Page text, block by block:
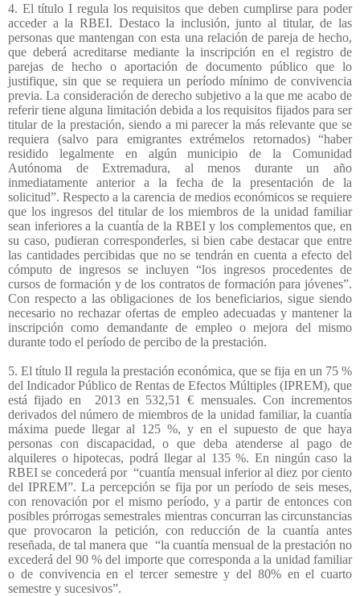
4. El título I regula los requisitos que deben cumplirse para poder
acceder a la RBEI. Destaco la inclusión, junto al titular, de las
personas que mantengan con esta una relación de pareja de hecho,
que deberá acreditarse mediante la inscripción en el registro de
parejas de hecho o aportación de documento público que lo
justifique, sin que se requiera un período mínimo de convivencia
previa. La consideración de derecho subjetivo a la que me acabo de
referir tiene alguna limitación debida a los requisitos fijados para ser
titular de la prestación, siendo a mi parecer la más relevante que se
requiera (salvo para emigrantes extrémelos retornados) “haber
residido legalmente en algún municipio de la Comunidad
Autónoma de Extremadura, al menos durante un año
inmediatamente anterior a la fecha de la presentación de la
solicitud”. Respecto a la carencia de medios económicos se requiere
que los ingresos del titular de los miembros de la unidad familiar
sean inferiores a la cuantía de la RBEI y los complementos que, en
su caso, pudieran corresponderles, si bien cabe destacar que entre
las cantidades percibidas que no se tendrán en cuenta a efecto del
cómputo de ingresos se incluyen “los ingresos procedentes de
cursos de formación y de los contratos de formación para jóvenes”.
Con respecto a las obligaciones de los beneficiarios, sigue siendo
necesario no rechazar ofertas de empleo adecuadas y mantener la
inscripción como demandante de empleo o mejora del mismo
durante todo el período de percibo de la prestación.
5. El título II regula la prestación económica, que se fija en un 75 %
del Indicador Público de Rentas de Efectos Múltiples (IPREM), que
está fijado en
2013 en 532,51 € mensuales. Con incrementos
derivados del número de miembros de la unidad familiar, la cuantía
máxima puede llegar al 125 %, y en el supuesto de que haya
personas con discapacidad, o que deba atenderse al pago de
alquileres o hipotecas, podrá llegar al 135 %. En ningún caso la
RBEI se concederá por “cuantía mensual inferior al diez por ciento
del IPREM”. La percepción se fija por un período de seis meses,
con renovación por el mismo período, y a partir de entonces con
posibles prórrogas semestrales mientras concurran las circunstancias
que provocaron la petición, con reducción de la cuantía antes
reseñada, de tal manera que “la cuantía mensual de la prestación no
excederá del 90 % del importe que corresponda a la unidad familiar
o de convivencia en el tercer semestre y del 80% en el cuarto
semestre y sucesivos”.